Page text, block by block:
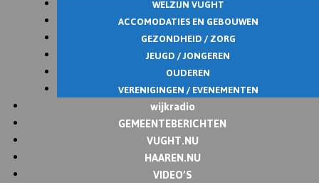
WELZIJN VUGHT
ACCOMODATIES EN GEBOUWEN
GEZONDHEID / ZORG
JEUGD / JONGEREN
OUDEREN
VERENIGINGEN / EVENEMENTEN
wijkradio
GEMEENTEBERICHTEN
VUGHT.NU
HAAREN.NU
VIDEO’S